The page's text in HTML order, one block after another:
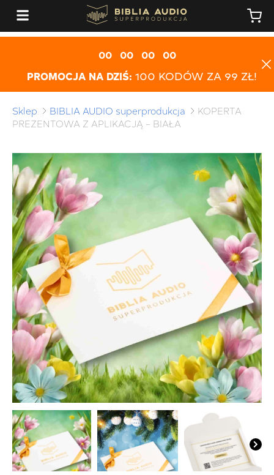
00 00 00
00
PROMOCJA NA DZIŚ: 100 KODÓW ZA 99 ZŁ!
Sklep BIBLIA AUDIO superprodukcja
KOPERTA
PREZENTOWA Z APLIKACJĄ – BIAŁA